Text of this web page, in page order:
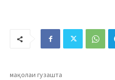
мақолаи гузашта